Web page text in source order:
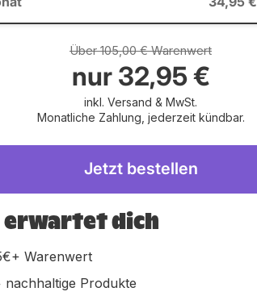
Über 105,00 € Warenwert
nur 32,95 €
inkl. Versand & MwSt.
Monatliche Zahlung, jederzeit kündbar.
Jetzt bestellen
erwartet dich
Warenwert
nachhaltige Produkte